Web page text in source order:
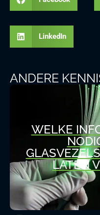
LinkedIn
ANDERE
WELKE
LATEN